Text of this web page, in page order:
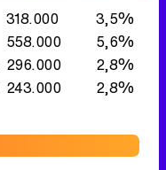
1.162.000
11,0%